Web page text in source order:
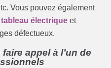
Vous pouvez également
électrique et
défectueux.
appel à l’un de